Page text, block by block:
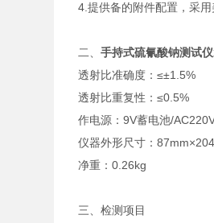
4.提供备的附件配置，采
二、手持式硫氰酸钠测试仪
透射比准确度：≤±1.5%
透射比重复性：≤0.5%
作电源：9V蓄电池/
仪器外形尺寸：
净重：0.26kg
三、检测项目